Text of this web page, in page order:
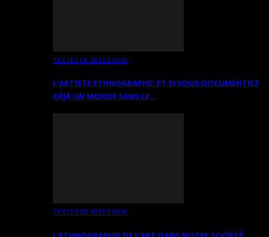
TEXTES DE RÉFLEXION
L’ARTISTE ETHNOGRAPHE: ET SI VOUS DOCUMENTIEZ
DÉJÀ UN MONDE SANS LE…
TEXTES DE RÉFLEXION